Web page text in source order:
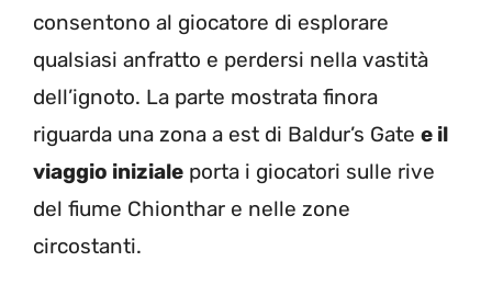
consentono al giocatore di esplorare
qualsiasi anfratto e perdersi nella vastità
dell’ignoto. La parte mostrata finora
riguarda una zona a est di Baldur’s Gate e il
viaggio iniziale porta i giocatori sulle rive
del fiume Chionthar e nelle zone
circostanti.